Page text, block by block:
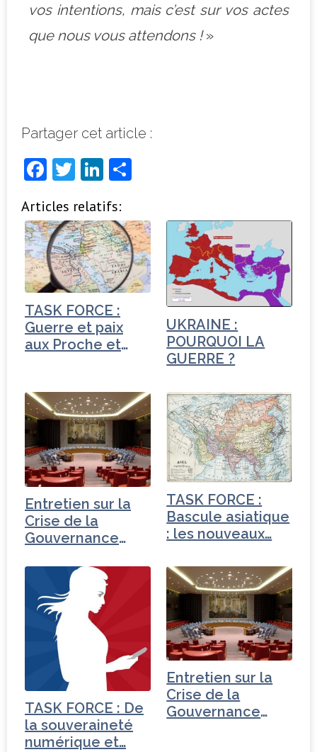
vos intentions, mais c’est sur vos actes
que nous vous attendons !»
Partager cet article :
F
c
e
b
o
o
k
T
it
t
e
r
Li
k
e
dI
n
ta
g
e
r
Articles relatifs:
TASK FORCE :
Guerre et paix
aux Proche et
UKRAINE :
POURQUOI LA
GUERRE ?
Entretien sur la
Crise de la
Gouvernance
Turquie
TASK FORCE :
Bascule asiatique
: les nouveaux…
TASK FORCE : De
la souveraineté
numérique et…
Entretien sur la
Crise de la
Gouvernance